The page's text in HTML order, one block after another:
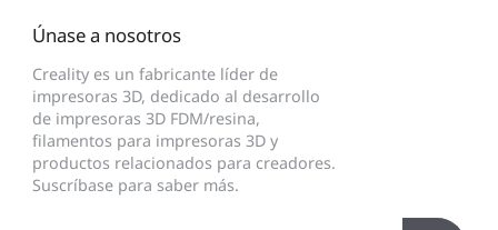
Únase a nosotros
Creality es un fabricante líder de
impresoras 3D, dedicado al desarrollo
de impresoras 3D FDM/resina,
filamentos para impresoras 3D y
productos relacionados para creadores.
Suscríbase para saber más.